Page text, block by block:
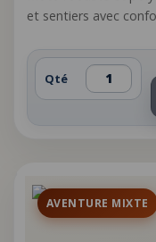
et sentiers avec
Qté
AVENTURE MIXTE